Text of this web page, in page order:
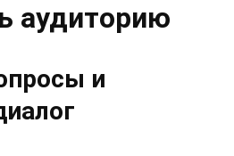
аудиторию
и